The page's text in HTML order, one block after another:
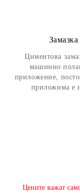
Циментова
машинно
приложение,
приложима е
​Цените важат